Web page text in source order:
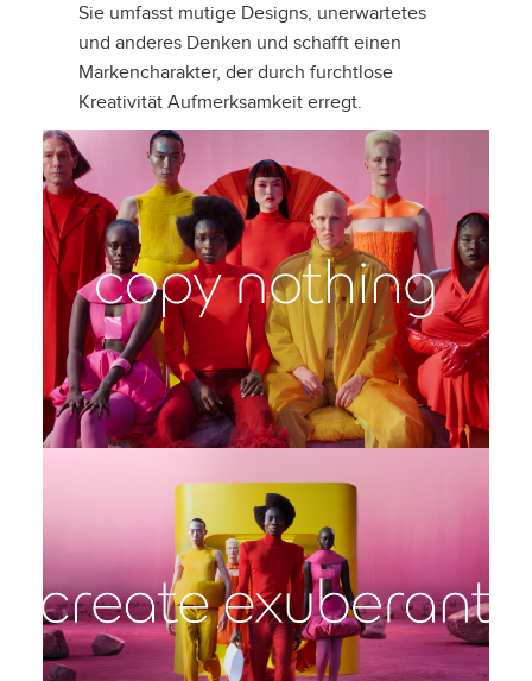
Sie umfasst mutige Designs, unerwartetes
und anderes Denken und schafft einen
Markencharakter, der durch furchtlose
Kreativität Aufmerksamkeit erregt.
COPY NOTHING
HERUNTERLADEN
X
LINKEDIN